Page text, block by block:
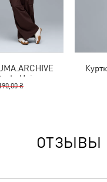
Unisex
₴
ОТЗЫВЫ